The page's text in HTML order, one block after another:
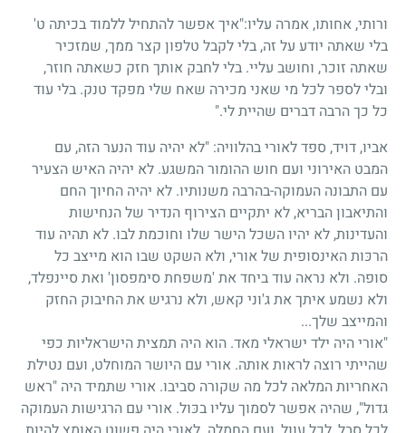
ורותי, אחותו, אמרה עליו:"איך אפשר להתחיל ללמוד בכיתה ט'
בלי שאתה יודע על זה, בלי לקבל טלפון קצר ממך, שמזכיר
שאתה זוכר, וחושב עליי. בלי לחבק אותך חזק כשאתה חוזר,
ובלי לספר לכל מי שאני מכירה שאח שלי מפקד טנק. בלי עוד
כל כך הרבה דברים שהיית לי."
אביו, דויד, ספד לאורי בהלוויה: "לא יהיה עוד הנער הזה, עם
המבט האירוני ועם חוש ההומור המשגע. לא יהיה האיש הצעיר
עם התבונה העמוקה-בהרבה משנותיו. לא יהיה החיוך החם
והתיאבון הבריא, לא יתקיים הצירוף הנדיר של הנחישות
והעדינות, לא יהיו השכל הישר שלו וחוכמת לבו. לא תהיה עוד
הרכּות האינסופית של אורי, ולא השקט שבו הוא מייצב כל
סופה. ולא נראה עוד ביחד את 'משפחת סימפסון' ואת סיינפלד,
ולא נשמע איתך את ג'וני קאש, ולא נרגיש את החיבוק החזק
והמייצב שלך...
"אורי היה ילד ישראלי מאד. הוא היה תמצית הישראליות כפי
שהייתי רוצה לראות אותה. אורי עם היושר המוחלט, ועם נטילת
האחריות המלאה לכל מה שקורה סביבו. אורי שתמיד היה "ראש
גדול", שהיה אפשר לסמוך עליו בכּול. אורי עם הרגישות העמוקה